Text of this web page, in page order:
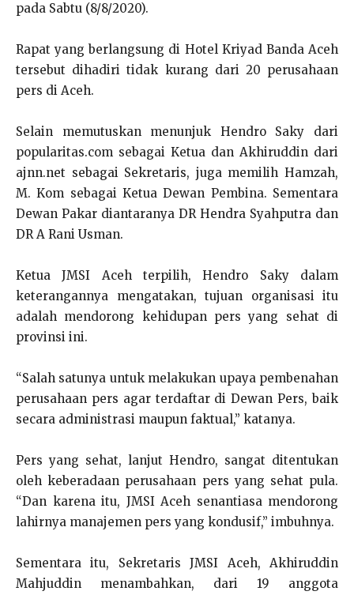
pada Sabtu (8/8/2020).
Rapat yang berlangsung di Hotel Kriyad Banda Aceh
tersebut dihadiri tidak kurang dari 20 perusahaan
pers di Aceh.
Selain memutuskan menunjuk Hendro Saky dari
popularitas.com sebagai Ketua dan Akhiruddin dari
ajnn.net sebagai Sekretaris, juga memilih Hamzah,
M. Kom sebagai Ketua Dewan Pembina. Sementara
Dewan Pakar diantaranya DR Hendra Syahputra dan
DR A Rani Usman.
Ketua JMSI Aceh terpilih, Hendro Saky dalam
keterangannya mengatakan, tujuan organisasi itu
adalah mendorong kehidupan pers yang sehat di
provinsi ini.
“Salah satunya untuk melakukan upaya pembenahan
perusahaan pers agar terdaftar di Dewan Pers, baik
secara administrasi maupun faktual,” katanya.
Pers yang sehat, lanjut Hendro, sangat ditentukan
oleh keberadaan perusahaan pers yang sehat pula.
“Dan karena itu, JMSI Aceh senantiasa mendorong
lahirnya manajemen pers yang kondusif,” imbuhnya.
Sementara itu, Sekretaris JMSI Aceh, Akhiruddin
Mahjuddin menambahkan, dari 19 anggota